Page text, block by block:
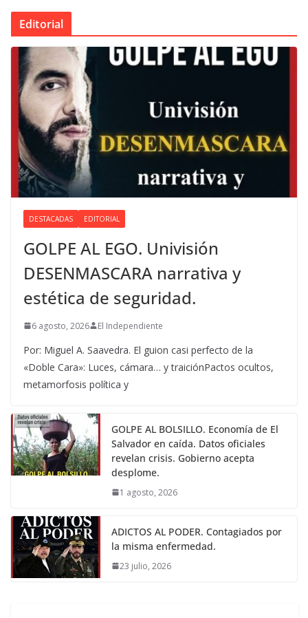
Editorial
DESTACADAS EDITORIAL
GOLPE AL EGO. Univisión
DESENMASCARA narrativa y
estética de seguridad.
6 agosto, 2026 El Independiente
Por: Miguel A. Saavedra. El guion casi perfecto de la
«Doble Cara»: Luces, cámara… y traiciónPactos ocultos,
metamorfosis política y
GOLPE AL BOLSILLO. Economía de El
Salvador en caída. Datos oficiales
revelan crisis. Gobierno acepta
desplome.
1 agosto, 2026
ADICTOS AL PODER. Contagiados por
la misma enfermedad.
23 julio, 2026